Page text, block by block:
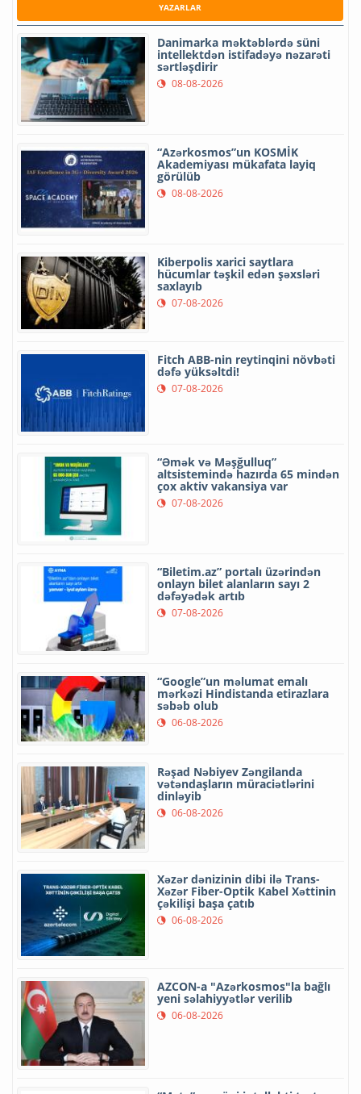
YAZARLAR
Danimarka məktəblərdə süni
intellektdən istifadəyə nəzarəti
sərtləşdirir
08-08-2026
“Azərkosmos”un KOSMİK
Akademiyası mükafata layiq
görülüb
08-08-2026
Kiberpolis xarici saytlara
hücumlar təşkil edən şəxsləri
saxlayıb
07-08-2026
Fitch ABB-nin reytinqini növbəti
dəfə yüksəltdi!
07-08-2026
“Əmək və Məşğulluq”
altsistemində hazırda 65 mindən
çox aktiv vakansiya var
07-08-2026
“Biletim.az” portalı üzərindən
onlayn bilet alanların sayı 2
dəfəyədək artıb
07-08-2026
“Google”un məlumat emalı
mərkəzi Hindistanda etirazlara
səbəb olub
06-08-2026
Rəşad Nəbiyev Zəngilanda
vətəndaşların müraciətlərini
dinləyib
06-08-2026
Xəzər dənizinin dibi ilə Trans-
Xəzər Fiber-Optik Kabel Xəttinin
çəkilişi başa çatıb
06-08-2026
AZCON-a "Azərkosmos"la bağlı
yeni səlahiyyətlər verilib
06-08-2026